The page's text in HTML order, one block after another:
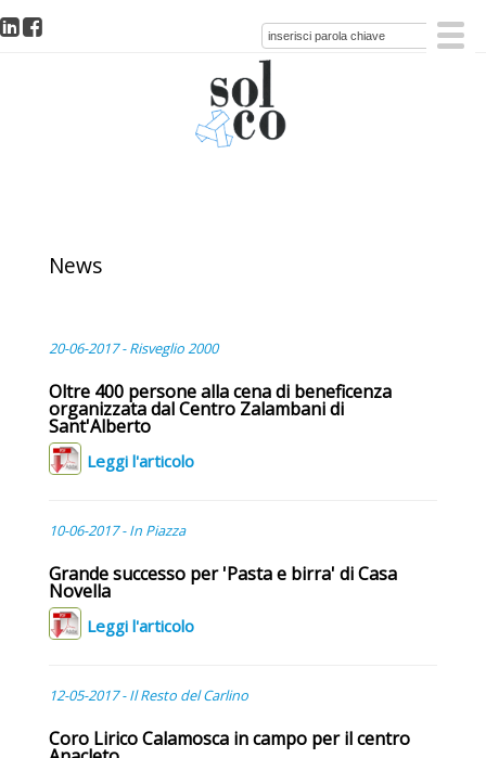
News
20-06-2017 - Risveglio 2000
Oltre 400 persone alla cena di beneficenza
organizzata dal Centro Zalambani di
Sant'Alberto
Leggi l'articolo
10-06-2017 - In Piazza
Grande successo per 'Pasta e birra' di Casa
Novella
Leggi l'articolo
12-05-2017 - Il Resto del Carlino
Coro Lirico Calamosca in campo per il centro